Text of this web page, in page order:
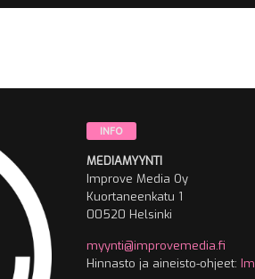
INFO
MEDIAMYYNTI
Improve Media Oy
Kuortaneenkatu 1
00520 Helsinki
myynti@improvemedia.fi
Hinnasto ja aineisto-ohjeet: